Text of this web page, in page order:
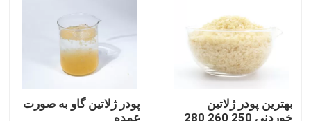
درباره ما
تور کارخانه
بهترین پودر ژلاتین
خوردنی 250 260 280
پودر ژلاتین گاو به صورت
عمده